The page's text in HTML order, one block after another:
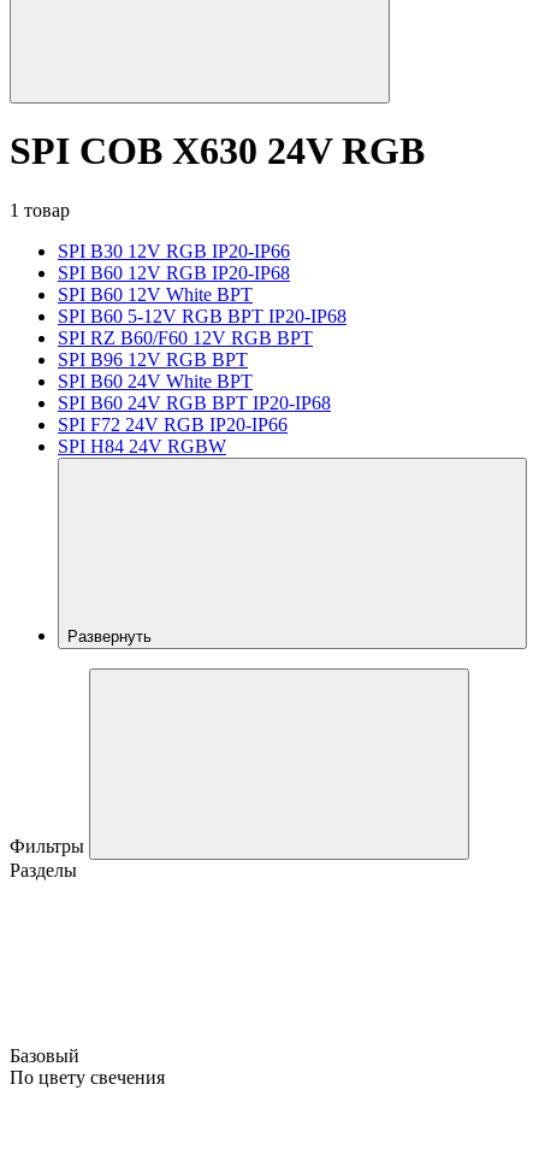
SPI COB X630 24V RGB
1 товар
SPI B30 12V RGB IP20-IP66
SPI B60 12V RGB IP20-IP68
SPI B60 12V White BPT
SPI B60 5-12V RGB BPT IP20-IP68
SPI RZ B60/F60 12V RGB BPT
SPI B96 12V RGB BPT
SPI B60 24V White BPT
SPI B60 24V RGB BPT IP20-IP68
SPI F72 24V RGB IP20-IP66
SPI H84 24V RGBW
Развернуть
Фильтры
Разделы
Базовый
По цвету свечения